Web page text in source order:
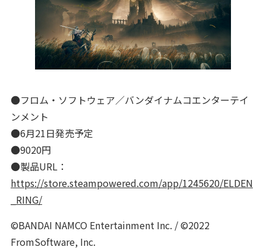
●フロム・ソフトウェア／バンダイナムコエンターテイ
ンメント
●6月21日発売予定
●9020円
●製品URL：
https://store.steampowered.com/app/1245620/ELDEN
_RING/
©BANDAI NAMCO Entertainment Inc. / ©2022
FromSoftware, Inc.